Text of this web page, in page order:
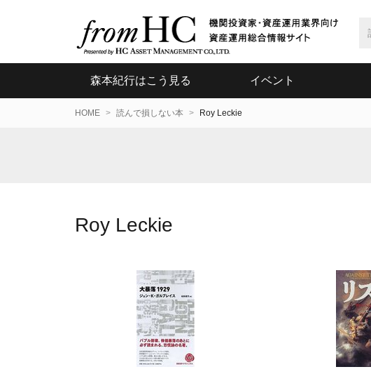
森本紀行はこう見る イベント
HOME 読んで損しない本 Roy Leckie
Roy Leckie